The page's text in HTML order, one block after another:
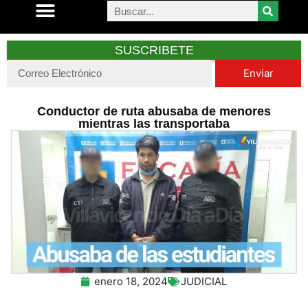
SUSCRIBETE
Enviar
Conductor de ruta abusaba de menores
mientras las transportaba
enero 18, 2024 JUDICIAL